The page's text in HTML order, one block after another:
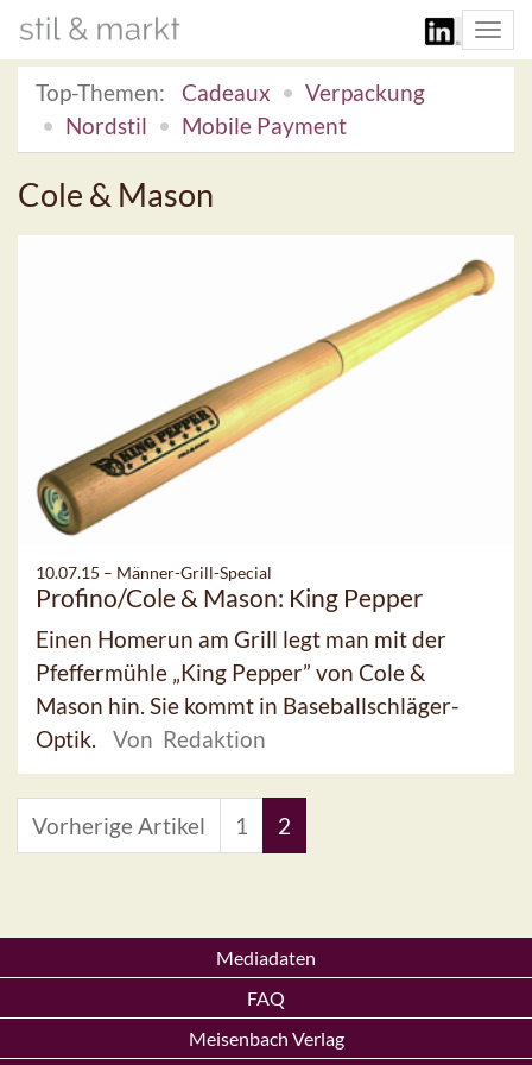
Top-Themen:
Cadeaux
Verpackung
Nordstil
Mobile Payment
Cole & Mason
10.07.15 – Männer-Grill-Special
Profino/Cole & Mason: King Pepper
Einen Homerun am Grill legt man mit der
Pfeffermühle „King Pepper” von Cole &
Mason hin. Sie kommt in Baseballschläger-
Optik.
Von Redaktion
Vorherige Artikel 1 2
Mediadaten
FAQ
Meisenbach Verlag